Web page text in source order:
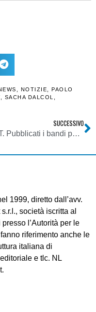
NOTIZIE
PAOLO
SACHA DALCOL
SUCCESSIVO
DTT. Pubblicati i bandi per gli operatori di rete T2 per Veneto, Friuli VG ed Emilia Romagna. Meno di due mesi a disposizione
1999, diretto dall’avv.
società iscritta al
l’Autorità per le
riferimento anche le
italiana di
e tlc. NL